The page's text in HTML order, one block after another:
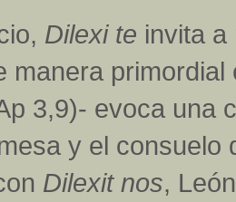
Dilexi te invita
manera
3,9)- evoca una
y el consuelo
Dilexit nos,